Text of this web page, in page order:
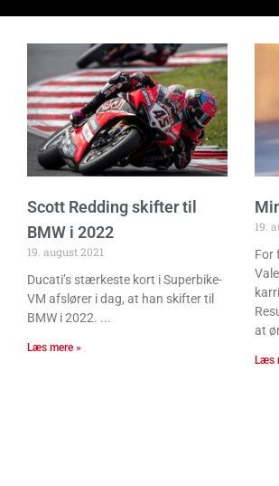
Scott Redding skifter til
BMW i 2022
19. august 2021
Ducati’s stærkeste kort i Superbike-
VM afslører i dag, at han skifter til
BMW i 2022.
Læs mere »
19.
For
at
Læs